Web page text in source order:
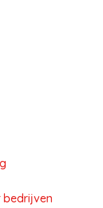
bedrijven